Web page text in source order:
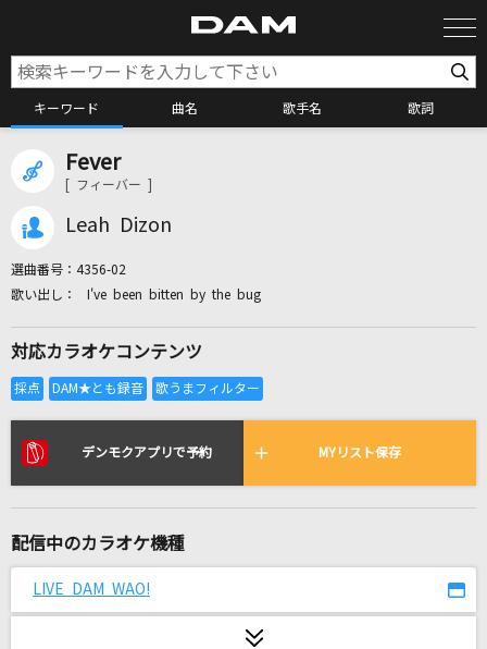
キーワード 曲名 歌手名 歌詞
全国りれき
リアルタイムで歌われている曲の一覧
iLiFE!メドレー
Fever
[ フィーバー ]
Leah Dizon
選曲番号： 4356-02
I've been bitten by the bug
対応カラオケコンテンツ
デンモクアプリで予約 MYリスト保存
配信中のカラオケ機種
LIVE DAM WAO!